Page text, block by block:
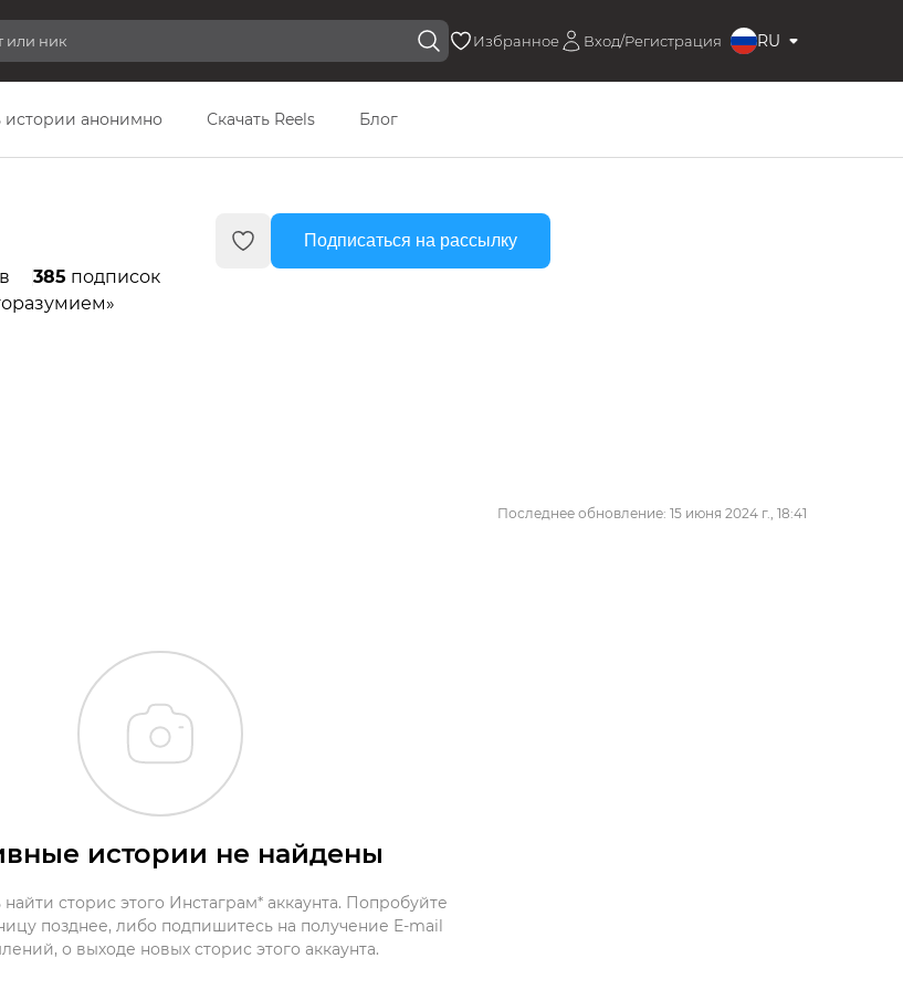
Избранное Вход/Регистрация RU
истории анонимно Скачать Reels Блог
385 подписок
Подписаться на рассылку
Последнее обновление: 15 июня 2024 г., 18:41
истории не найдены
сторис этого Инстаграм* аккаунта. Попробуйте
позднее, либо подпишитесь на получение E-mail
о выходе новых сторис этого аккаунта.